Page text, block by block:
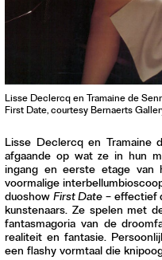
Lisse Declercq en Tramaine de
First Date, courtesy Bernaerts
Lisse Declercq en Tramaine
afgaande op wat ze in hun
ingang en eerste etage van
voormalige
duoshowFirst Date– effectief
kunstenaars. Ze spelen met
fantasmagoria van de
realiteit en fantasie.
een flashy vormtaal die